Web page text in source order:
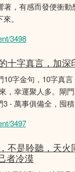
，有感而發便衝動
。
3498
十字真言，加深
字金句，10字真言
，幸運聚人多。閘
- 萬事俱備全，囤積
3497
不是聆聽，天
者冷漠